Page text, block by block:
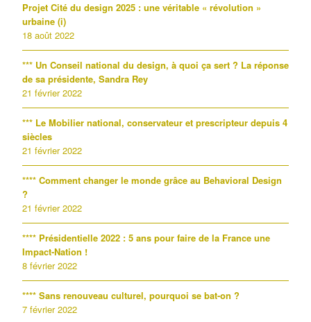
Projet Cité du design 2025 : une véritable « révolution »
urbaine (i)
18 août 2022
*** Un Conseil national du design, à quoi ça sert ? La réponse
de sa présidente, Sandra Rey
21 février 2022
*** Le Mobilier national, conservateur et prescripteur depuis 4
siècles
21 février 2022
**** Comment changer le monde grâce au Behavioral Design
?
21 février 2022
**** Présidentielle 2022 : 5 ans pour faire de la France une
Impact-Nation !
8 février 2022
**** Sans renouveau culturel, pourquoi se bat-on ?
7 février 2022